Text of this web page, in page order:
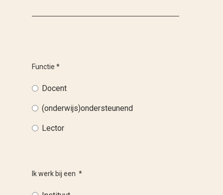
Functie *
Docent
(onderwijs)ondersteunend
Lector
Ik werk bij een *